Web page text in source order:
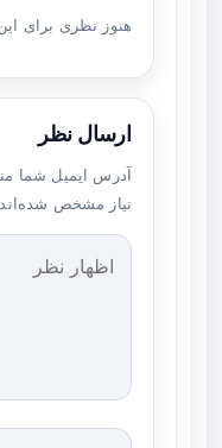
هنوز نظری برای
ارسال نظر
آدرس ایمیل شما
نیاز مشخص